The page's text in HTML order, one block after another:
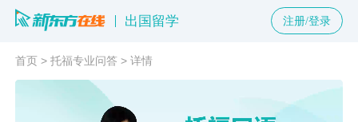
出国留学 注册/登录
首页 >托福专业问答 >详情